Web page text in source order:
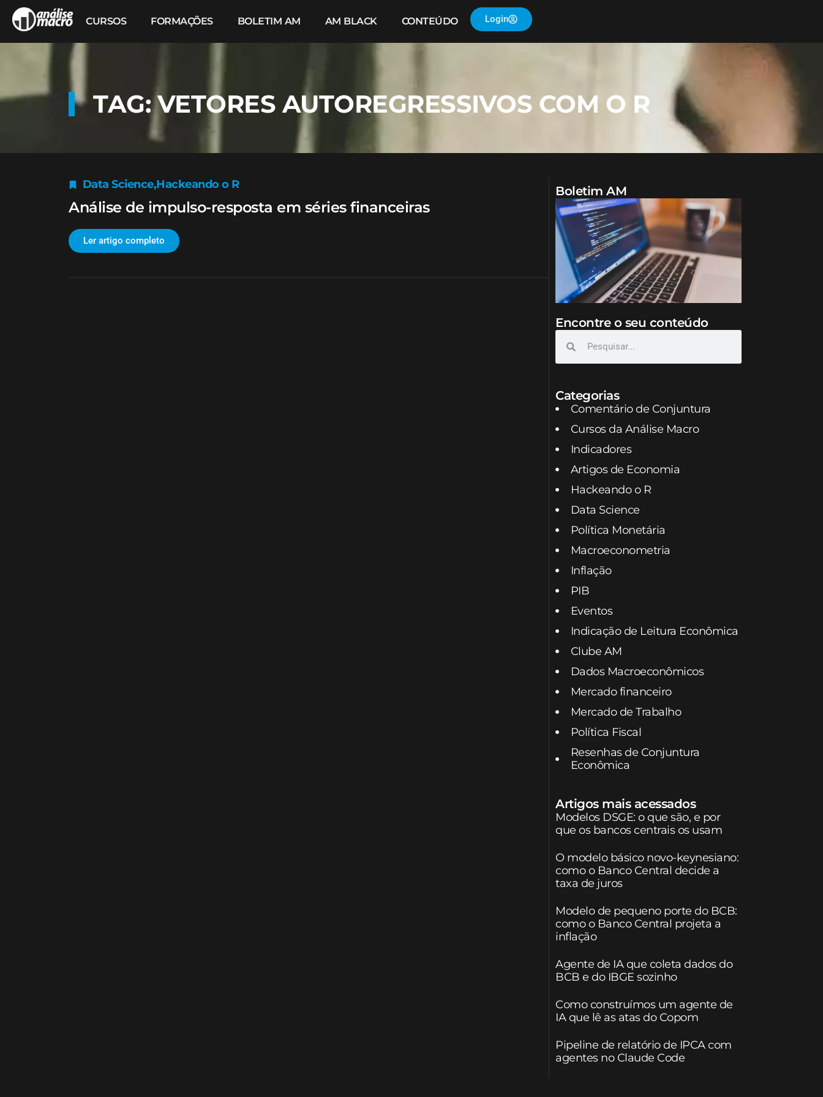
CURSOS FORMAÇÕES BOLETIM AM AM BLACK CONTEÚDO Login
TAG: VETORES AUTOREGRESSIVOS COM O R
Data Science,Hackeando o R
Análise de impulso-resposta em séries financeiras
Ler artigo completo
Boletim AM
Encontre o seu conteúdo
Categorias
Comentário de Conjuntura
Cursos da Análise Macro
Indicadores
Artigos de Economia
Hackeando o R
Data Science
Política Monetária
Macroeconometria
Inflação
PIB
Eventos
Indicação de Leitura Econômica
Clube AM
Dados Macroeconômicos
Mercado financeiro
Mercado de Trabalho
Política Fiscal
Resenhas de Conjuntura
Econômica
Artigos mais acessados
Modelos DSGE: o que são, e por
que os bancos centrais os usam
O modelo básico novo-keynesiano:
como o Banco Central decide a
taxa de juros
Modelo de pequeno porte do BCB:
como o Banco Central projeta a
inflação
Agente de IA que coleta dados do
BCB e do IBGE sozinho
Como construímos um agente de
IA que lê as atas do Copom
Pipeline de relatório de IPCA com
agentes no Claude Code